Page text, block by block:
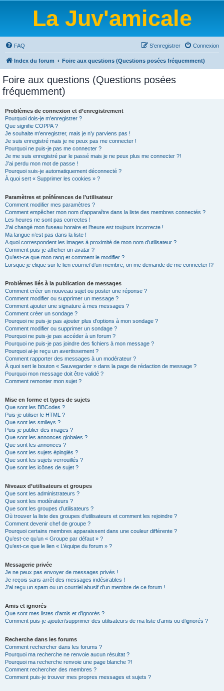
La Juv'amicale
FAQ Connexion
S’enregistrer
Index du forum Foire aux questions (Questions posées fréquemment)
Foire aux questions (Questions posées
fréquemment)
Problèmes de connexion et d’enregistrement
Pourquoi dois-je m’enregistrer ?
Que signifie COPPA ?
Je souhaite m’enregistrer, mais je n’y parviens pas !
Je suis enregistré mais je ne peux pas me connecter !
Pourquoi ne puis-je pas me connecter ?
Je me suis enregistré par le passé mais je ne peux plus me connecter ?!
J’ai perdu mon mot de passe !
Pourquoi suis-je automatiquement déconnecté ?
À quoi sert « Supprimer les cookies » ?
Paramètres et préférences de l’utilisateur
Comment modifier mes paramètres ?
Comment empêcher mon nom d’apparaître dans la liste des membres connectés ?
Les heures ne sont pas correctes !
J’ai changé mon fuseau horaire et l’heure est toujours incorrecte !
Ma langue n’est pas dans la liste !
A quoi correspondent les images à proximité de mon nom d’utilisateur ?
Comment puis-je afficher un avatar ?
Qu’est-ce que mon rang et comment le modifier ?
Lorsque je clique sur le lien courrield’un membre, on me demande de me connecter !?
Problèmes liés à la publication de messages
Comment créer un nouveau sujet ou poster une réponse ?
Comment modifier ou supprimer un message ?
Comment ajouter une signature à mes messages ?
Comment créer un sondage ?
Pourquoi ne puis-je pas ajouter plus d’options à mon sondage ?
Comment modifier ou supprimer un sondage ?
Pourquoi ne puis-je pas accéder à un forum ?
Pourquoi ne puis-je pas joindre des fichiers à mon message ?
Pourquoi ai-je reçu un avertissement ?
Comment rapporter des messages à un modérateur ?
À quoi sert le bouton « Sauvegarder » dans la page de rédaction de message ?
Pourquoi mon message doit être validé ?
Comment remonter mon sujet ?
Mise en forme et types de sujets
Que sont les BBCodes ?
Puis-je utiliser le HTML ?
Que sont les smileys ?
Puis-je publier des images ?
Que sont les annonces globales ?
Que sont les annonces ?
Que sont les sujets épinglés ?
Que sont les sujets verrouillés ?
Que sont les icônes de sujet ?
Niveaux d’utilisateurs et groupes
Que sont les administrateurs ?
Que sont les modérateurs ?
Que sont les groupes d’utilisateurs ?
Où trouver la liste des groupes d’utilisateurs et comment les rejoindre ?
Comment devenir chef de groupe ?
Pourquoi certains membres apparaissent dans une couleur différente ?
Qu’est-ce qu’un « Groupe par défaut » ?
Qu’est-ce que le lien « L’équipe du forum » ?
Messagerie privée
Je ne peux pas envoyer de messages privés !
Je reçois sans arrêt des messages indésirables !
J’ai reçu un spam ou un courriel abusif d’un membre de ce forum !
Amis et ignorés
Que sont mes listes d’amis et d’ignorés ?
Comment puis-je ajouter/supprimer des utilisateurs de ma liste d’amis ou d’ignorés ?
Recherche dans les forums
Comment rechercher dans les forums ?
Pourquoi ma recherche ne renvoie aucun résultat ?
Pourquoi ma recherche renvoie une page blanche ?!
Comment rechercher des membres ?
Comment puis-je trouver mes propres messages et sujets ?